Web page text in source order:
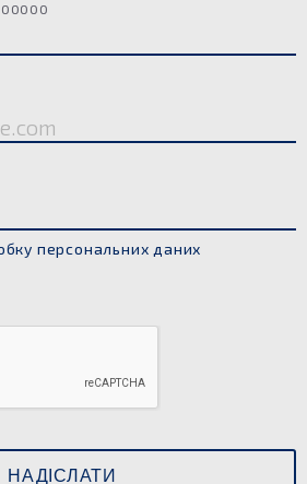
персональних даних